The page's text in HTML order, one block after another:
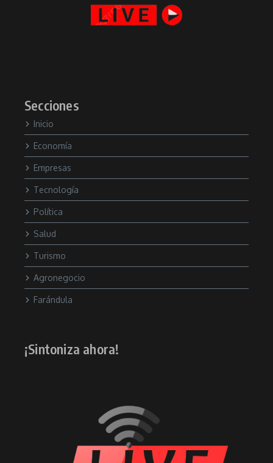
Secciones
Inicio
Economía
Empresas
Tecnología
Política
Salud
Turismo
Agronegocio
Farándula
¡Sintoniza ahora!